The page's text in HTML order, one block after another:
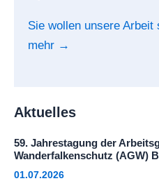
Sie wollen unsere
mehr →
Aktuelles
59. Jahrestagung der
Wanderfalkenschutz (AGW)
01.07.2026